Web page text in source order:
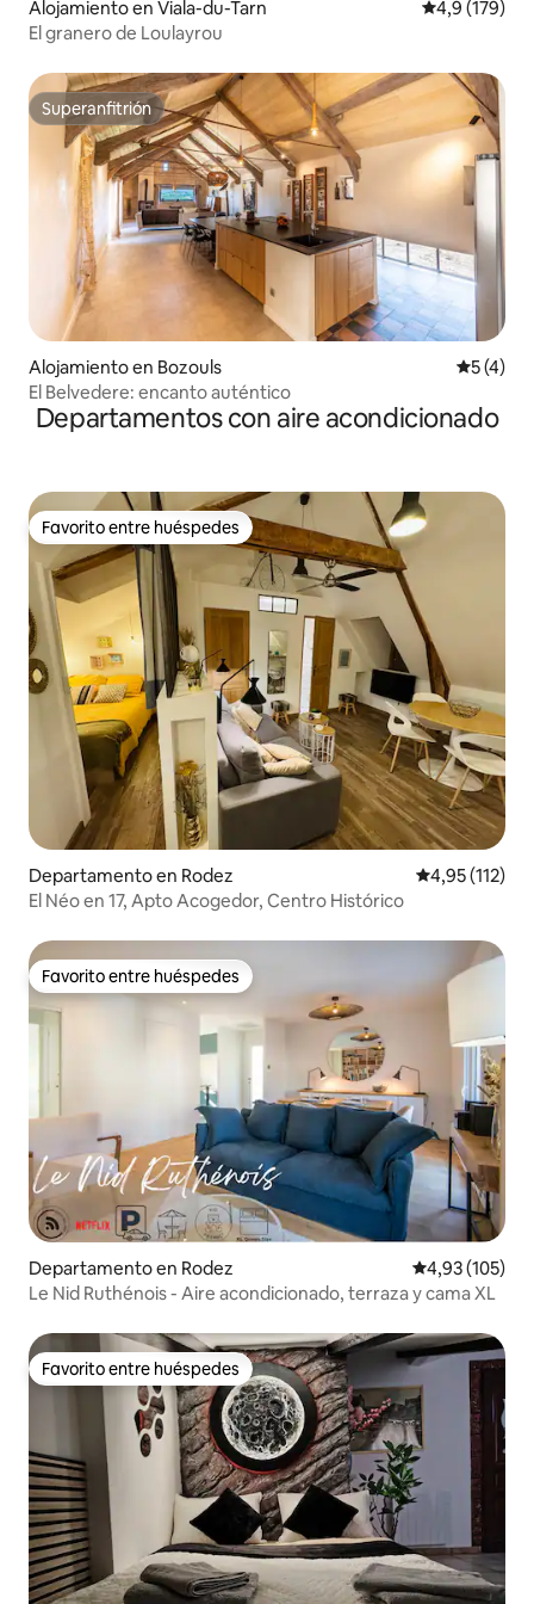
Alojamiento en Viala-du-Tarn Calificación
4,9 (179)
El granero de Loulayrou
Superanfitrión
Superanfitrión
Alojamiento en Bozouls
5 (4)
El Belvedere: encanto auténtico
Departamentos con aire acondicionado
Favorito entre huéspedes
Favorito entre huéspedes
Departamento en Rodez Calificación
4,95 (112)
El Néo en 17, Apto Acogedor, Centro Histórico
Favorito entre huéspedes
Favorito entre huéspedes
Departamento en Rodez Calificación
4,93 (105)
Le Nid Ruthénois - Aire acondicionado, terraza y cama XL
Favorito entre huéspedes
Favorito entre huéspedes